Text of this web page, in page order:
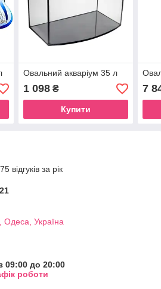
Овальний акваріум 35 л
1 098₴
Купити
7
відгуків за рік
Одеса, Україна
09:00 до 20:00
роботи